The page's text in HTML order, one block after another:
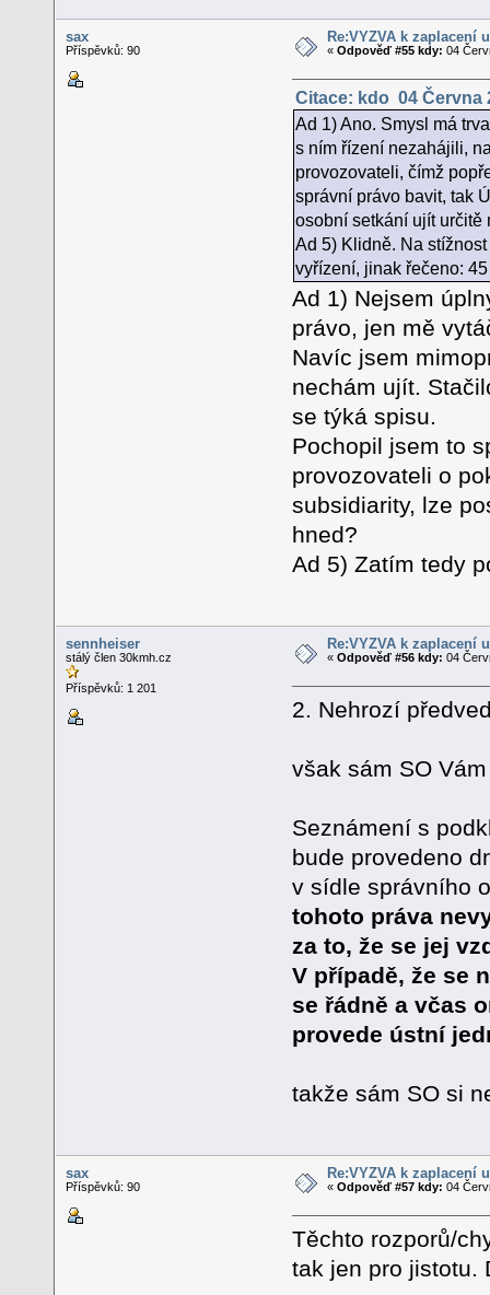
sax
Příspěvků: 90
Re:VÝZVA k zaplacení
«Odpověď #55 kdy: 04
Citace: kdo 04 Června
Ad 1) Ano. Smysl má
s ním řízení nezahájili,
provozovateli, čímž
správní právo bavit, tak
osobní setkání ujít určitě
Ad 5) Klidně. Na
vyřízení, jinak řečeno:
Ad 1) Nejsem
právo, jen mě
Navíc jsem
nechám ujít.
se týká spisu.
Pochopil jsem to
provozovateli o
subsidiarity, lze
hned?
Ad 5) Zatím tedy
sennheiser
stálý člen 30kmh.cz
Příspěvků: 1 201
Re:VÝZVA k zaplacení
«Odpověď #56 kdy: 04
2. Nehrozí
však sám SO
Seznámení s
bude provedeno
v sídle správního
tohoto práva
za to, že se jej
V případě, že se
se řádně a včas
provede ústní
takže sám SO si
sax
Příspěvků: 90
Re:VÝZVA k zaplacení
«Odpověď #57 kdy: 04
Těchto rozporů/
tak jen pro jistotu.